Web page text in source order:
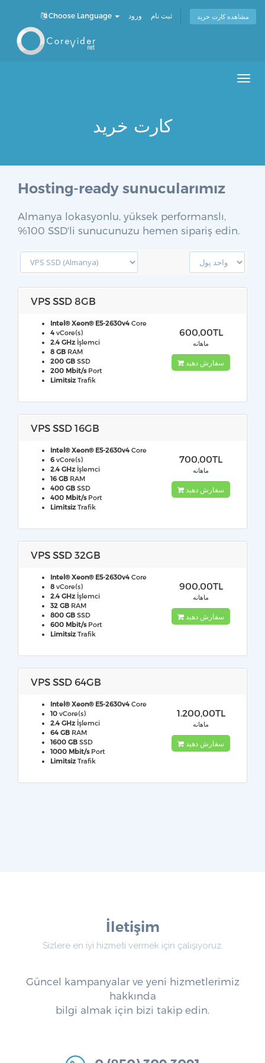
Choose Language ورود ثبت نام مشاهده کارت خرید
کارت خرید
Hosting-ready sunucularımız
Almanya lokasyonlu, yüksek performanslı,
%100 SSD'li sunucunuzu hemen sipariş edin.
VPS SSD 8GB
Intel® Xeon® E5-2630v4 Core
4 vCore(s)
2.4 GHz İşlemci
8 GB RAM
200 GB SSD
200 Mbit/sPort
Limitsiz Trafik
600,00TL
ماهانه
سفارش دهید
VPS SSD 16GB
Intel® Xeon® E5-2630v4 Core
6 vCore(s)
2.4 GHz İşlemci
16 GB RAM
400 GB SSD
400 Mbit/sPort
Limitsiz Trafik
700,00TL
ماهانه
سفارش دهید
VPS SSD 32GB
Intel® Xeon® E5-2630v4 Core
8 vCore(s)
2.4 GHz İşlemci
32 GB RAM
800 GB SSD
600 Mbit/sPort
Limitsiz Trafik
900,00TL
ماهانه
سفارش دهید
VPS SSD 64GB
Intel® Xeon® E5-2630v4 Core
10 vCore(s)
2.4 GHz İşlemci
64 GB RAM
1600 GB SSD
1000 Mbit/sPort
Limitsiz Trafik
1.200,00TL
ماهانه
سفارش دهید
İletişim
Sizlere en iyi hizmeti vermek için çalışıyoruz.
Güncel kampanyalar ve yeni hizmetlerimiz
hakkında
bilgi almak için bizi takip edin.